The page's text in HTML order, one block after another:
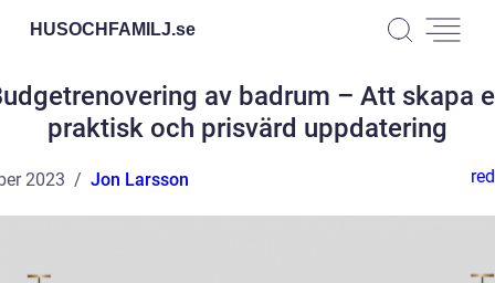
HUSOCHFAMILJ.se
av badrum – Att skapa
praktisk och prisvärd uppdatering
2023 Jon Larsson